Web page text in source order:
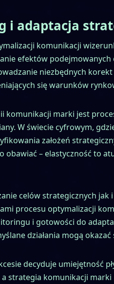
i adaptacja
komunikacji
efektów podejmowanych
niezbędnych
się warunków
komunikacji marki jest
W świecie cyfrowym,
założeń
obawiać – elastyczność to
celów strategicznych
procesu optymalizacji
i gotowości do
działania mogą
decyduje umiejętność
strategia komunikacji